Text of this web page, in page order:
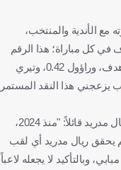
الأندية والمنتخب،
في 570 مباراة، بمعدل 0.75 هدف في كل مباراة؛ هذا الرقم
يتفوق على أساطير مثل رونالدو البرازيلي 0.65 هدف، وراؤول 0.42، وتيري
0.70، لوهذا السبب يزعجني هذا النقد المستمر
وتطرق ليزارازو لمقارنة باريس سان جيرمان وريال مدريد قائلاً: "منذ 2024،
يحقق ريال مدريد أي لقب
وبالتأكيد لا يجعله لاعباً